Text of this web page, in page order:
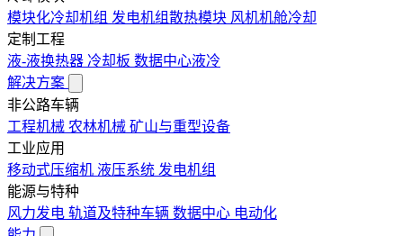
模块化冷却机组 发电机组散热模块 风机机舱冷却
定制工程
液-液换热器 冷却板 数据中心液冷
解决方案
非公路车辆
工程机械 农林机械 矿山与重型设备
工业应用
移动式压缩机 液压系统 发电机组
能源与特种
风力发电 轨道及特种车辆 数据中心 电动化